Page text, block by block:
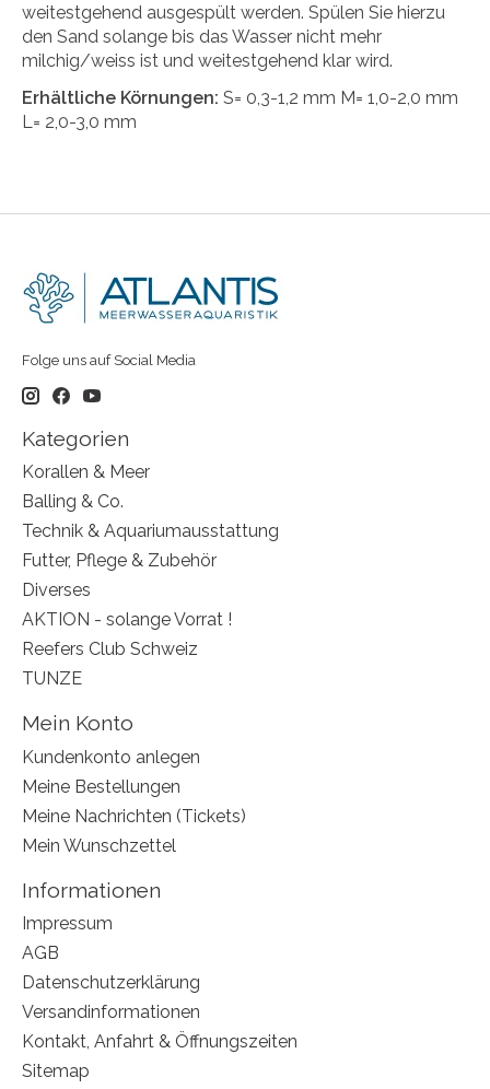
weitestgehend ausgespült werden. Spülen Sie hierzu
den Sand solange bis das Wasser nicht mehr
milchig/weiss ist und weitestgehend klar wird.
Erhältliche Körnungen: S= 0,3-1,2 mm M= 1,0-2,0 mm
L= 2,0-3,0 mm
Folge uns auf Social Media
Kategorien
Korallen & Meer
Balling & Co.
Technik & Aquariumausstattung
Futter, Pflege & Zubehör
Diverses
AKTION - solange Vorrat !
Reefers Club Schweiz
TUNZE
Mein Konto
Kundenkonto anlegen
Meine Bestellungen
Meine Nachrichten (Tickets)
Mein Wunschzettel
Informationen
Impressum
AGB
Datenschutzerklärung
Versandinformationen
Kontakt, Anfahrt & Öffnungszeiten
Sitemap